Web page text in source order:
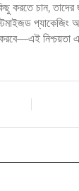
করতে চান, তাদের
প্যাকেজিং
নিশ্চয়তা